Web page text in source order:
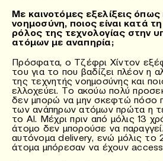
Με καινοτόμες εξελίξεις όπως
νοημοσύνη, ποιος είναι κατά
ρόλος της τεχνολογίας στην
ατόμων με αναπηρία;
Πρόσφατα, ο Τζέφρι Χίντον
του για το που βαδίζει πλέον η
της τεχνητής νοημοσύνης και
ελλοχεύει. Το ακούω πολύ
δεν μπορώ να μην σκεφτώ πόσο
των ανάπηρων ατόμων πρώτα η
το AI. Μέχρι πριν από μόλις 13
άτομο δεν μπορούσε να
αυτόνομα delivery, ενώ μόλις το
άτομα μπόρεσαν να έχουν